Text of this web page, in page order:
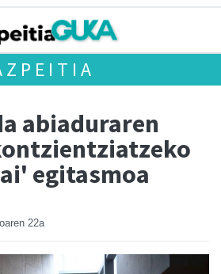
abiaduraren
egitasmoa
22a